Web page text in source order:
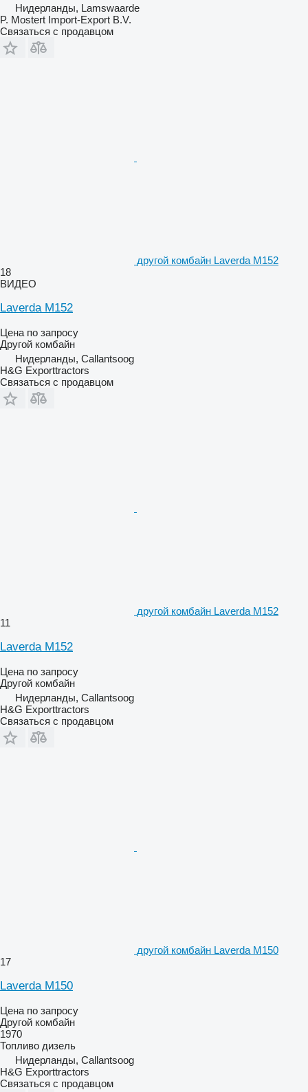
Нидерланды, Lamswaarde
P. Mostert Import-Export B.V.
Связаться с продавцом
другой комбайн Laverda M152
18
ВИДЕО
Laverda M152
Цена по запросу
Другой комбайн
Нидерланды, Callantsoog
H&G Exporttractors
Связаться с продавцом
другой комбайн Laverda M152
11
Laverda M152
Цена по запросу
Другой комбайн
Нидерланды, Callantsoog
H&G Exporttractors
Связаться с продавцом
другой комбайн Laverda M150
17
Laverda M150
Цена по запросу
Другой комбайн
1970
Топливо дизель
Нидерланды, Callantsoog
H&G Exporttractors
Связаться с продавцом